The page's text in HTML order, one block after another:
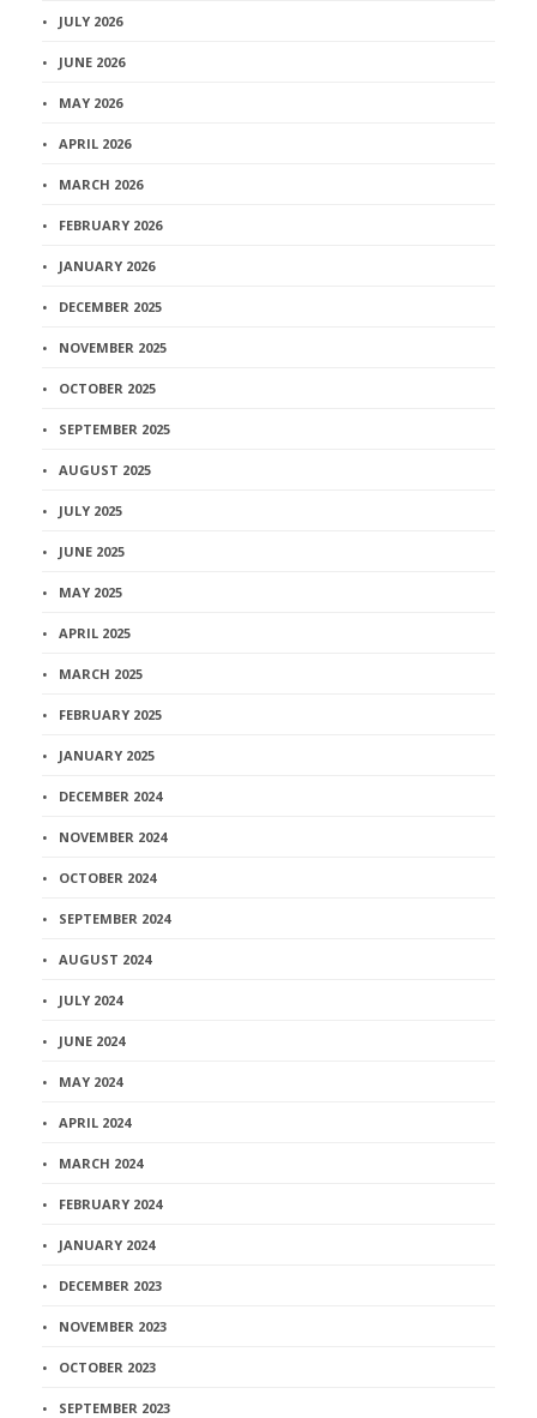
JULY 2026
JUNE 2026
MAY 2026
APRIL 2026
MARCH 2026
FEBRUARY 2026
JANUARY 2026
DECEMBER 2025
NOVEMBER 2025
OCTOBER 2025
SEPTEMBER 2025
AUGUST 2025
JULY 2025
JUNE 2025
MAY 2025
APRIL 2025
MARCH 2025
FEBRUARY 2025
JANUARY 2025
DECEMBER 2024
NOVEMBER 2024
OCTOBER 2024
SEPTEMBER 2024
AUGUST 2024
JULY 2024
JUNE 2024
MAY 2024
APRIL 2024
MARCH 2024
FEBRUARY 2024
JANUARY 2024
DECEMBER 2023
NOVEMBER 2023
OCTOBER 2023
SEPTEMBER 2023